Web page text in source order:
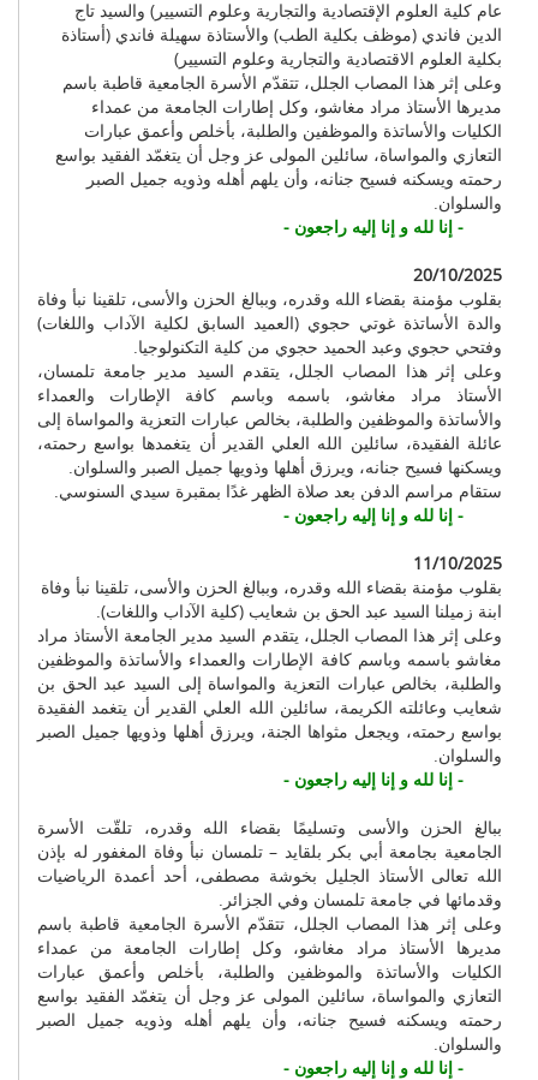
عام كلية العلوم الإقتصادية والتجارية وعلوم التسيير) والسيد تاج
الدين فاندي (موظف بكلية الطب) والأستاذة سهيلة فاندي (أستاذة
بكلية العلوم الاقتصادية والتجارية وعلوم التسيير)
وعلى إثر هذا المصاب الجلل، تتقدّم الأسرة الجامعية قاطبة باسم
مديرها الأستاذ مراد مغاشو، وكل إطارات الجامعة من عمداء
الكليات والأساتذة والموظفين والطلبة، بأخلص وأعمق عبارات
التعازي والمواساة، سائلين المولى عز وجل أن يتغمّد الفقيد بواسع
رحمته ويسكنه فسيح جنانه، وأن يلهم أهله وذويه جميل الصبر
والسلوان.
- إنا لله و إنا إليه راجعون -
20/10/2025
بقلوب مؤمنة بقضاء الله وقدره، وببالغ الحزن والأسى، تلقينا نبأ وفاة
والدة الأساتذة غوتي حجوي (العميد السابق لكلية الآداب واللغات)
وفتحي حجوي وعبد الحميد حجوي من كلية التكنولوجيا.
وعلى إثر هذا المصاب الجلل، يتقدم السيد مدير جامعة تلمسان،
الأستاذ مراد مغاشو، باسمه وباسم كافة الإطارات والعمداء
والأساتذة والموظفين والطلبة، بخالص عبارات التعزية والمواساة إلى
عائلة الفقيدة، سائلين الله العلي القدير أن يتغمدها بواسع رحمته،
ويسكنها فسيح جنانه، ويرزق أهلها وذويها جميل الصبر والسلوان.
ستقام مراسم الدفن بعد صلاة الظهر غدًا بمقبرة سيدي السنوسي.
- إنا لله و إنا إليه راجعون -
11/10/2025
بقلوب مؤمنة بقضاء الله وقدره، وببالغ الحزن والأسى، تلقينا نبأ وفاة
ابنة زميلنا السيد عبد الحق بن شعايب (كلية الآداب واللغات).
وعلى إثر هذا المصاب الجلل، يتقدم السيد مدير الجامعة الأستاذ مراد
مغاشو باسمه وباسم كافة الإطارات والعمداء والأساتذة والموظفين
والطلبة، بخالص عبارات التعزية والمواساة إلى السيد عبد الحق بن
شعايب وعائلته الكريمة، سائلين الله العلي القدير أن يتغمد الفقيدة
بواسع رحمته، ويجعل مثواها الجنة، ويرزق أهلها وذويها جميل الصبر
والسلوان.
- إنا لله و إنا إليه راجعون -
ببالغ الحزن والأسى وتسليمًا بقضاء الله وقدره، تلقّت الأسرة
الجامعية بجامعة أبي بكر بلقايد – تلمسان نبأ وفاة المغفور له بإذن
الله تعالى الأستاذ الجليل بخوشة مصطفى، أحد أعمدة الرياضيات
وقدمائها في جامعة تلمسان وفي الجزائر.
وعلى إثر هذا المصاب الجلل، تتقدّم الأسرة الجامعية قاطبة باسم
مديرها الأستاذ مراد مغاشو، وكل إطارات الجامعة من عمداء
الكليات والأساتذة والموظفين والطلبة، بأخلص وأعمق عبارات
التعازي والمواساة، سائلين المولى عز وجل أن يتغمّد الفقيد بواسع
رحمته ويسكنه فسيح جنانه، وأن يلهم أهله وذويه جميل الصبر
والسلوان.
- إنا لله و إنا إليه راجعون -